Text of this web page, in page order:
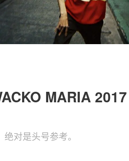
MARIA
对是头号参考。